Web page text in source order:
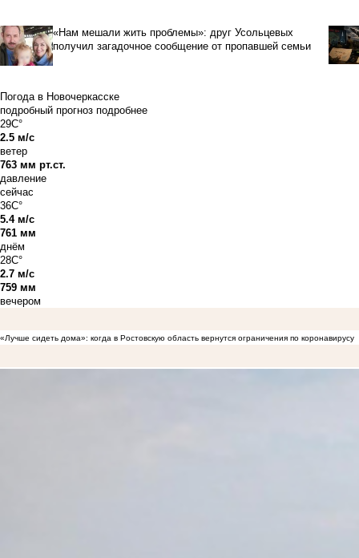
«Нам мешали жить проблемы»: друг Усольцевых
получил загадочное сообщение от пропавшей семьи
Погода в Новочеркасске
подробный прогноз подробнее
29C°
2.5 м/с
ветер
763 мм рт.ст.
давление
сейчас
36C°
5.4 м/с
761 мм
днём
28C°
2.7 м/с
759 мм
вечером
«Лучше сидеть дома»: когда в Ростовскую область вернутся ограничения по коронавирусу